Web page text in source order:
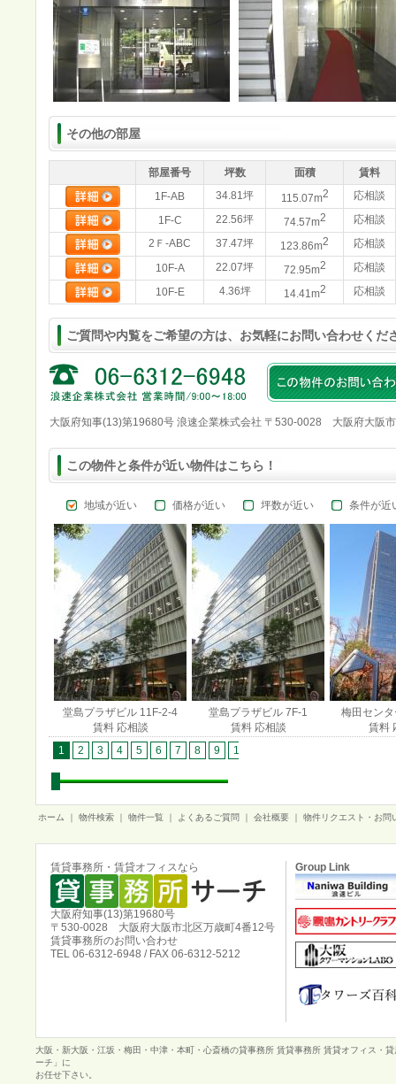
その他の部屋
部屋番号 坪数 面積
賃料
1F-AB
34.81坪 115.07m2
応相談
1F-C
22.56坪 74.57m2
応相談
2Ｆ-ABC
37.47坪 123.86m2
応相談
10F-A
22.07坪 72.95m2
応相談
10F-E
4.36坪 14.41m2 応相談
ご質問や内覧をご希望の方は、お気軽にお問い合わせくだ
大阪府知事(13)第19680号 浪速企業株式会社 〒530-0028 大阪府大阪
この物件と条件が近い物件はこちら！
地域が近い 価格が近い 坪数が近い 条件が近
堂島プラザビル 11F-2-4
賃料 応相談
堂島プラザビル 7F-1
賃料 応相談
梅田セン
賃料
1
2 3 4 5 6 7 8 9 10
ホーム 物件検索 物件一覧 よくあるご質問 会社概要 物件リクエスト・お問
賃貸事務所・賃貸オフィスなら
大阪府知事(13)第19680号
〒530-0028 大阪府大阪市北区万歳町4番12号
賃貸事務所のお問い合わせ
TEL 06-6312-6948 / FAX 06-6312-5212
Group Link
大阪・新大阪・江坂・梅田・中津・本町・心斎橋の貸事務所 賃貸事務所 賃貸オフィス・
ーチ」に
お任せ下さい。